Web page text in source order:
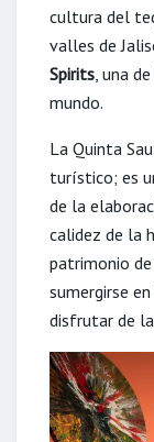
cultura del
valles de
Spirits , una
mundo.
La Quinta
turístico; es
de la
calidez de la
patrimonio de
sumergirse
disfrutar de